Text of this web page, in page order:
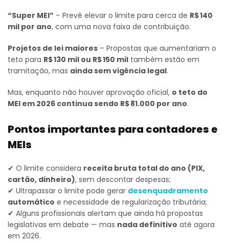
“Super MEI” – Prevê elevar o limite para cerca de R$ 140
mil por ano, com uma nova faixa de contribuição.
Projetos de lei maiores – Propostas que aumentariam o
teto para R$ 130 mil ou R$ 150 mil também estão em
tramitação, mas ainda sem vigência legal.
Mas, enquanto não houver aprovação oficial, o teto do
MEI em 2026 continua sendo R$ 81.000 por ano.
Pontos importantes para contadores e
MEIs
✔ O limite considera receita bruta total do ano (PIX,
cartão, dinheiro), sem descontar despesas;
✔ Ultrapassar o limite pode gerar desenquadramento
automático e necessidade de regularização tributária;
✔ Alguns profissionais alertam que ainda há propostas
legislativas em debate — mas nada definitivo até agora
em 2026.